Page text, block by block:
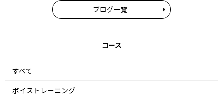
ブログ一覧
コース
すべて
ボイストレーニング